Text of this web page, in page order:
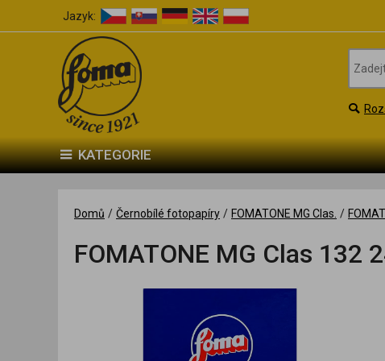
Jazyk:
KATEGORIE
Domů / Černobílé fotopapíry / FOMATONE MG Clas. /
FOMATONE MG Clas 132